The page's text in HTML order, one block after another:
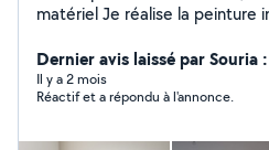
matériel Je réalise la peinture intérieur ( murs, plafond,
mur et plafond en intérieur Je reste à votre disposition,
n'hésitez pas à me contacter par
cordialement
Dernier avis laissé par Souria
Il y a 2 mois
Réactif et a répondu à l'annonce.